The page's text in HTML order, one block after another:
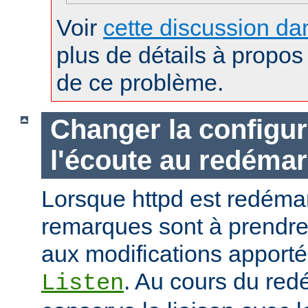
Voir cette discussion
plus de détails à
de ce problème.
Changer la
l'écoute au
Lorsque httpd est
remarques sont à
aux modifications
Listen. Au cours du